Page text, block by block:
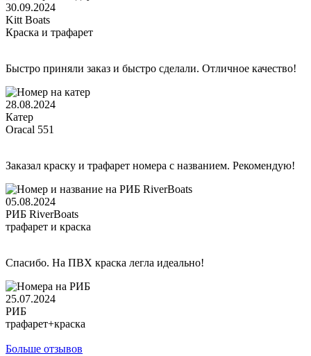
30.09.2024
Kitt Boats
Краска и трафарет
Быстро приняли заказ и быстро сделали. Отличное качество!
28.08.2024
Катер
Oracal 551
Заказал краску и трафарет номера с названием. Рекомендую!
05.08.2024
РИБ RiverBoats
трафарет и краска
Спасибо. На ПВХ краска легла идеально!
25.07.2024
РИБ
трафарет+краска
Больше отзывов